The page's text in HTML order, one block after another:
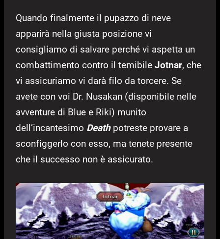
Quando finalmente il pupazzo di neve
apparirà nella giusta posizione vi
consigliamo di salvare perché vi aspetta un
combattimento contro il temibile Jotnar, che
vi assicuriamo vi darà filo da torcere. Se
avete con voi Dr. Nusakan (disponibile nelle
avventure di Blue e Riki) munito
dell’incantesimo Death potreste provare a
sconfiggerlo con esso, ma tenete presente
che il successo non è assicurato.